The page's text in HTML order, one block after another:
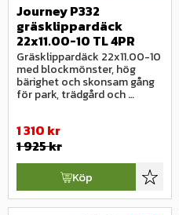
Journey P332
gräsklippardäck
22x11.00-10 TL 4PR
Gräsklippardäck 22x11.00-10
med blockmönster, hög
bärighet och skonsam gång
för park, trädgård och
1 310 kr
1 925kr
Lägg
Köp